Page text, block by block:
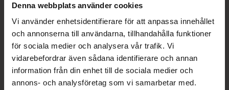
Denna webbplats använder cookies
Vi använder enhetsidentifierare för att anpassa innehållet
och annonserna till användarna, tillhandahålla funktioner
för sociala medier och analysera vår trafik. Vi
vidarebefordrar även sådana identifierare och annan
information från din enhet till de sociala medier och
annons- och analysföretag som vi samarbetar med.